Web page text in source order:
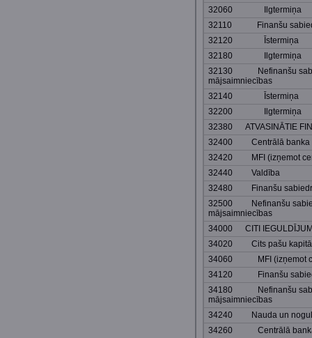
32060 Ilgtermiņa
32110 Finanšu
32120 Īstermiņa
32180 Ilgtermiņa
32130 Nefinanšu
mājsaimniecības
32140 Īstermiņa
32200 Ilgtermiņa
32380 ATVASINĀTIE
32400 Centrālā banka
32420 MFI (izņemot
32440 Valdība
32480 Finanšu
32500 Nefinanšu
mājsaimniecības
34000 CITI
34020 Cits pašu
34060 MFI (izņemot
34120 Finanšu
34180 Nefinanšu
mājsaimniecības
34240 Nauda un
34260 Centrālā